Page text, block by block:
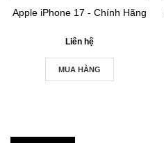
Apple iPhone 17 - Chính Hãng
Liên hệ
MUA HÀNG